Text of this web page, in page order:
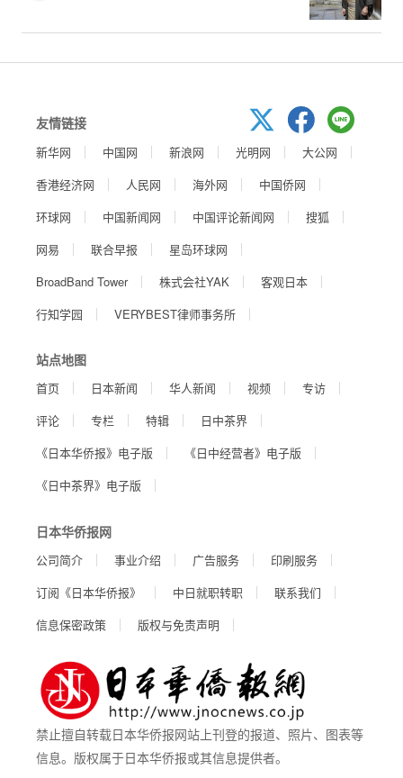
友情链接
新华网 中国网 新浪网 光明网
大公网
香港经济网
人民网 海外网
中国侨网
环球网
中国新闻网 中国评论新闻网
搜狐
网易
联合早报
星岛环球网
BroadBand Tower
株式会社YAK
客观日本
行知学园
VERYBEST律师事务所
站点地图
首页 日本新闻 华人新闻 视频
专访
评论
专栏 特辑
日中茶界
《日本华侨报》电子版
《日中经营者》电子版
《日中茶界》电子版
日本华侨报网
公司简介 事业介绍 广告服务
印刷服务
订阅《日本华侨报》
中日就职转职
联系我们
信息保密政策
版权与免责声明
禁止擅自转载日本华侨报网站上刊登的报道、照片、图表等
信息。版权属于日本华侨报或其信息提供者。